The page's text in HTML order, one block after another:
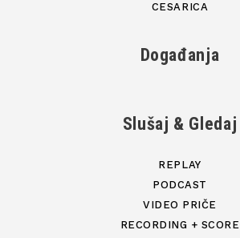
CESARICA
Događanja
Slušaj & Gledaj
REPLAY
PODCAST
VIDEO PRIČE
RECORDING + SCORE